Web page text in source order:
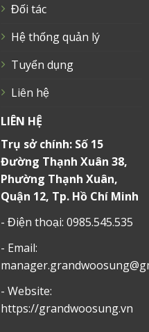
Đối tác
Hệ thống quản lý
Tuyển dụng
Liên hệ
LIÊN HỆ
Trụ sở chính: Số 15
Đường Thạnh Xuân 38,
Phường Thạnh Xuân,
Quận 12, Tp. Hồ Chí Minh
- Điện thoại: 0985.545.535
- Email:
- Website:
https://grandwoosung.vn